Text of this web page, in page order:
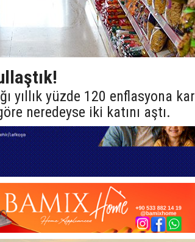
yıllık yüzde 120 enflasyona
neredeyse iki katını aştı.